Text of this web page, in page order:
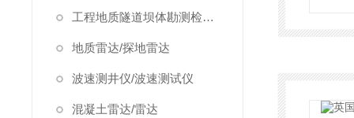
工程地质隧道坝体勘测检测仪器
地质雷达/探地雷达
波速测井仪/波速测试仪
混凝土雷达/雷达